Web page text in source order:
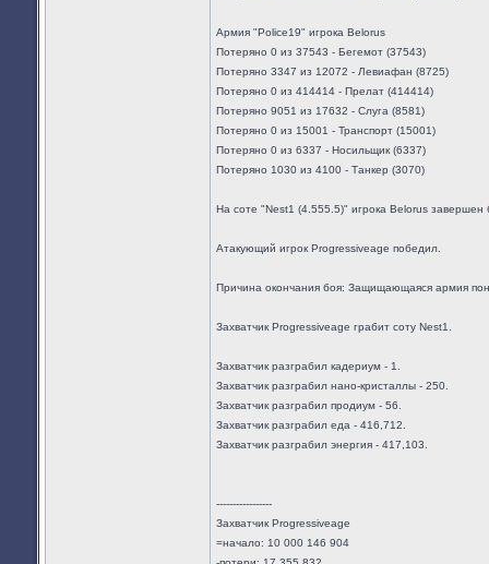
Армия "Police19" игрока Belorus
Потеряно 0 из 37543 - Бегемот (37543)
Потеряно 3347 из 12072 - Левиафан (8725)
Потеряно 0 из 414414 - Прелат (414414)
Потеряно 9051 из 17632 - Слуга (8581)
Потеряно 0 из 15001 - Транспорт (15001)
Потеряно 0 из 6337 - Носильщик (6337)
Потеряно 1030 из 4100 - Танкер (3070)
На соте "Nest1 (4.555.5)" игрока Belorus завершен
Атакующий игрок Progressiveage победил.
Причина окончания боя: Защищающаяся армия
Захватчик Progressiveage грабит соту Nest1.
Захватчик разграбил кадериум - 1.
Захватчик разграбил нано-кристаллы - 250.
Захватчик разграбил продиум - 56.
Захватчик разграбил еда - 416,712.
Захватчик разграбил энергия - 417,103.
-----------------
Захватчик Progressiveage
=начало: 10 000 146 904